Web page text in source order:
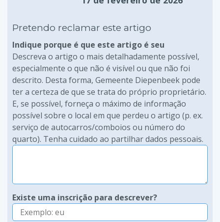
Pretendo reclamar este artigo
Indique porque é que este artigo é seu
Descreva o artigo o mais detalhadamente possível,
especialmente o que não é visível ou que não foi
descrito. Desta forma, Gemeente Diepenbeek pode
ter a certeza de que se trata do próprio proprietário.
E, se possível, forneça o máximo de informação
possível sobre o local em que perdeu o artigo (p. ex.
serviço de autocarros/comboios ou número do
quarto). Tenha cuidado ao partilhar dados pessoais.
Existe uma inscrição para descrever?